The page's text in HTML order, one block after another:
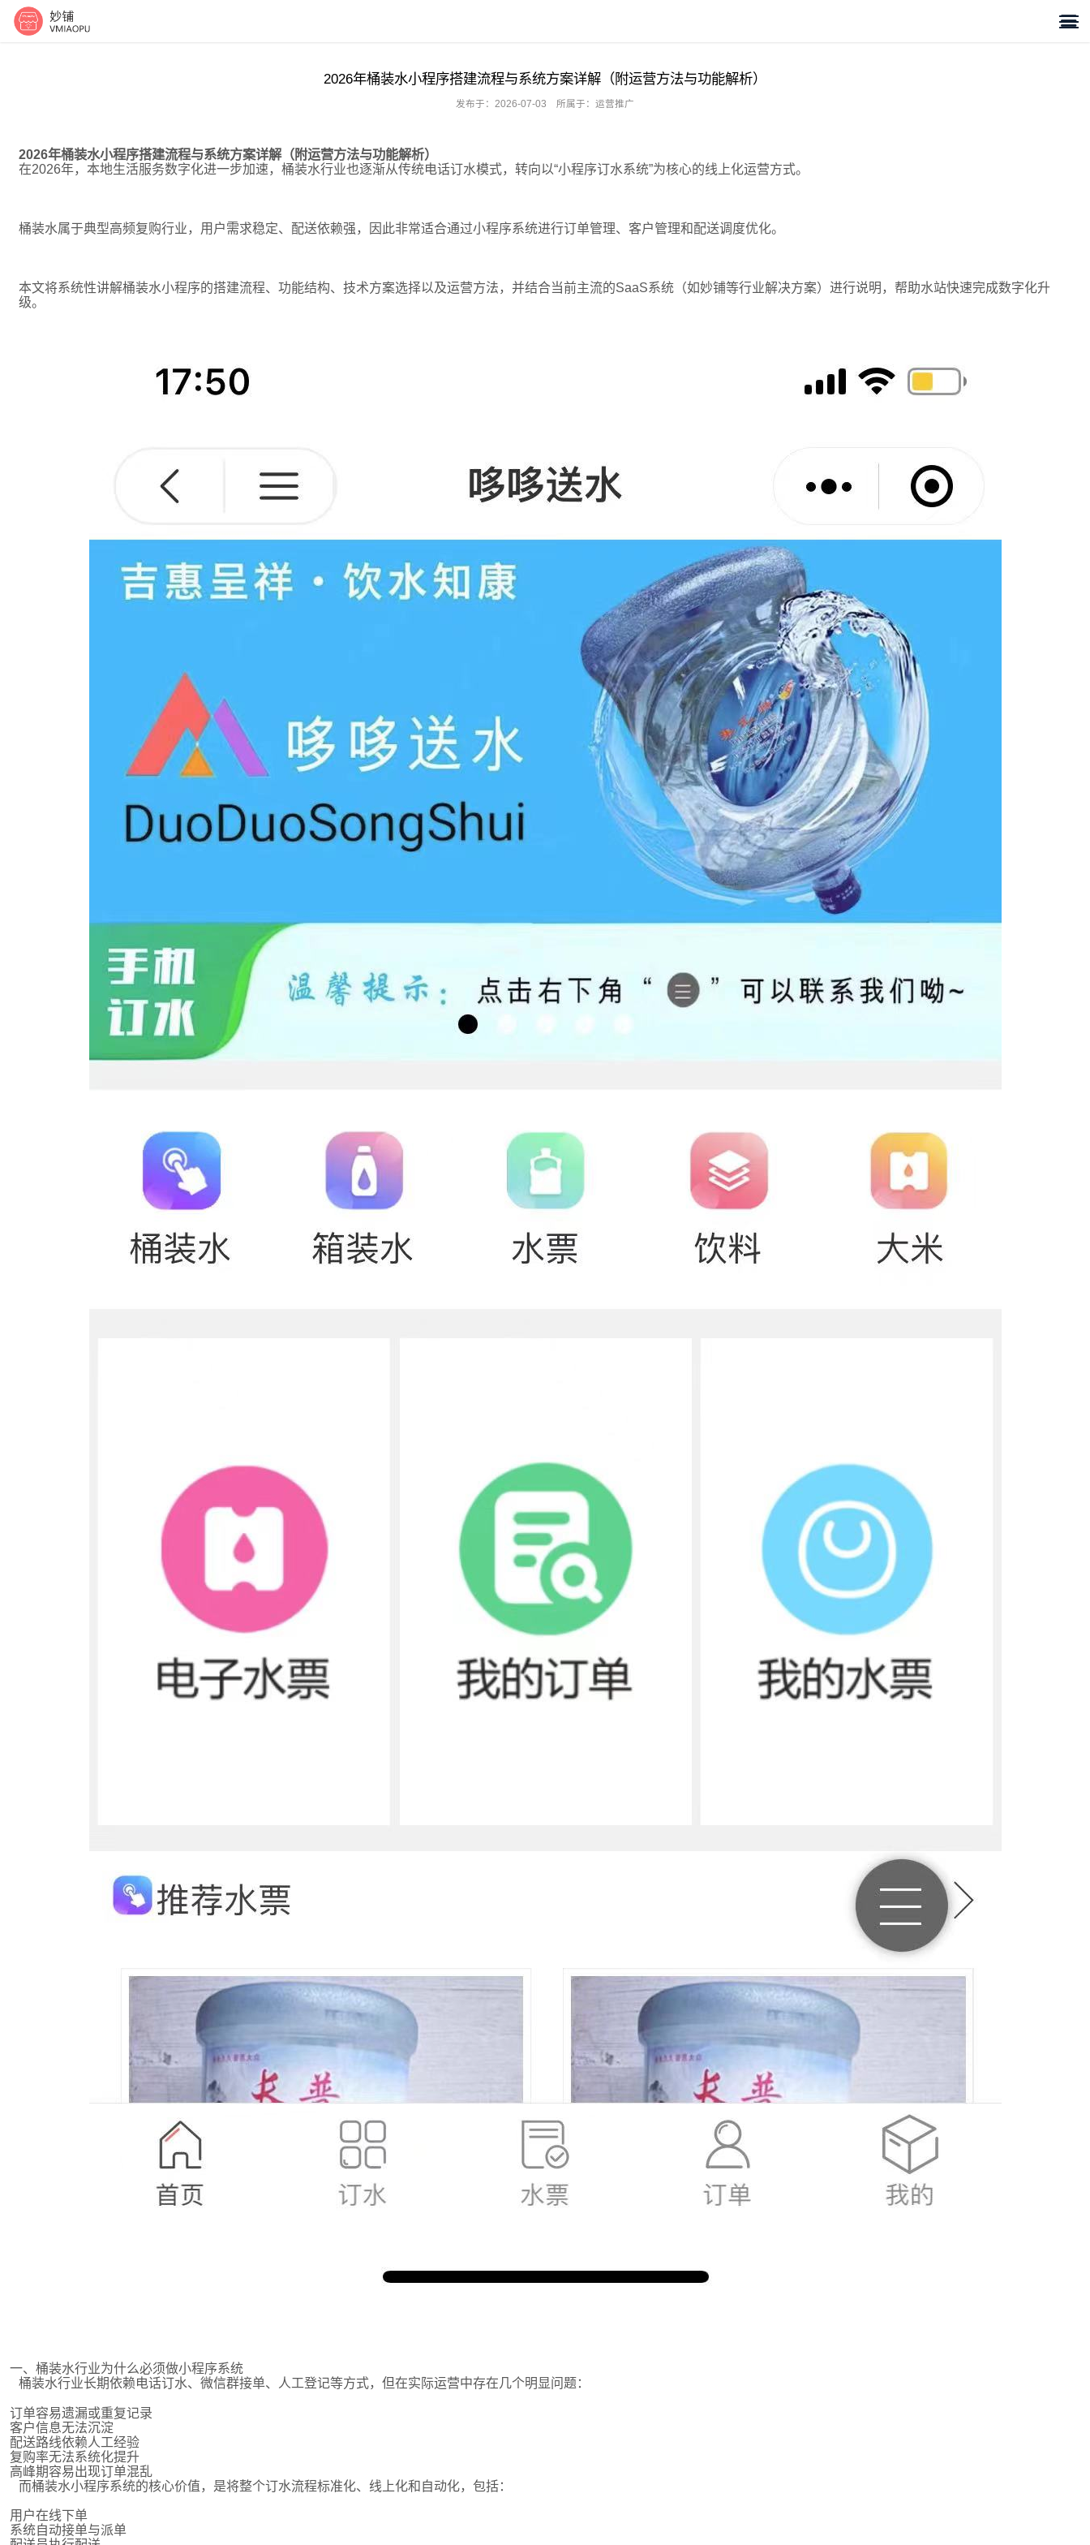

2026年桶装水小程序搭建流程与系统方案详解（附运营方法与功能解析）
发布于：2026-07-03 所属于：运营推广
2026年桶装水小程序搭建流程与系统方案详解（附运营方法与功能解析）
在2026年，本地生活服务数字化进一步加速，桶装水行业也逐渐从传统电话订水模式，转向以“小程序订水系统”为核心的线上化运营方式。
桶装水属于典型高频复购行业，用户需求稳定、配送依赖强，因此非常适合通过小程序系统进行订单管理、客户管理和配送调度优化。
本文将系统性讲解桶装水小程序的搭建流程、功能结构、技术方案选择以及运营方法，并结合当前主流的SaaS系统（如妙铺等行业解决方案）进行说明，帮助水站快速完成数字化升
级。
一、桶装水行业为什么必须做小程序系统
桶装水行业长期依赖电话订水、微信群接单、人工登记等方式，但在实际运营中存在几个明显问题：
订单容易遗漏或重复记录
客户信息无法沉淀
配送路线依赖人工经验
复购率无法系统化提升
高峰期容易出现订单混乱
而桶装水小程序系统的核心价值，是将整个订水流程标准化、线上化和自动化，包括：
用户在线下单
系统自动接单与派单